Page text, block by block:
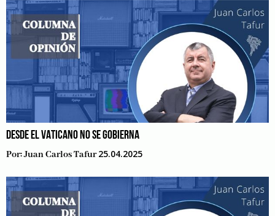
DESDE EL VATICANO NO SE GOBIERNA
Por:Juan Carlos Tafur 25.04.2025